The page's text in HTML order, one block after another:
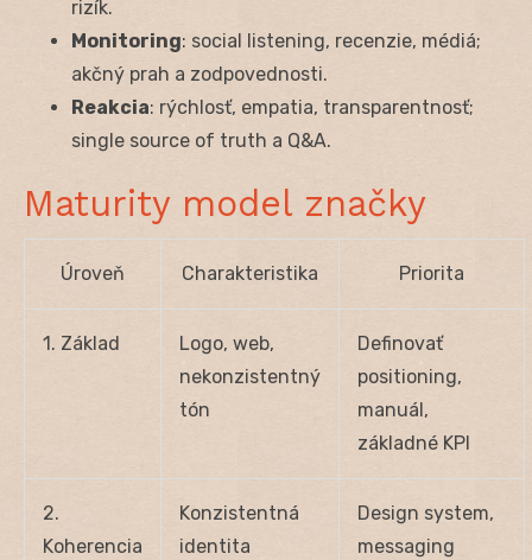
rizík.
Monitoring: social listening, recenzie, médiá;
akčný prah a zodpovednosti.
Reakcia: rýchlosť, empatia, transparentnosť;
single source of truth a Q&A.
Maturity model značky
Úroveň Charakteristika Priorita
1. Základ
Logo, web,
nekonzistentný
tón
Definovať
positioning,
manuál,
základné KPI
2.
Koherencia
Konzistentná
identita
Design system,
messaging